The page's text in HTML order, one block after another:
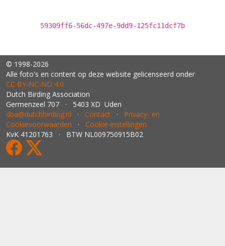
59309ff6-56dc-497e-9dd9-125fc11dcf7b
© 1998-2026
Alle foto's en content op deze website gelicenseerd onder
CC BY‑NC‑ND 4.0
Dutch Birding Association
Germenzeel 707 · 5403 XD Uden
dba@dutchbirding.nl · Contact · Privacy- en
Cookievoorwaarden · Cookie-instellingen
KvK 41201763 · BTW NL009750915B02